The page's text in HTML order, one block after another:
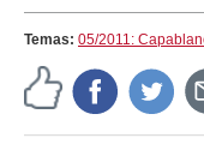
Temas: 05/2011: